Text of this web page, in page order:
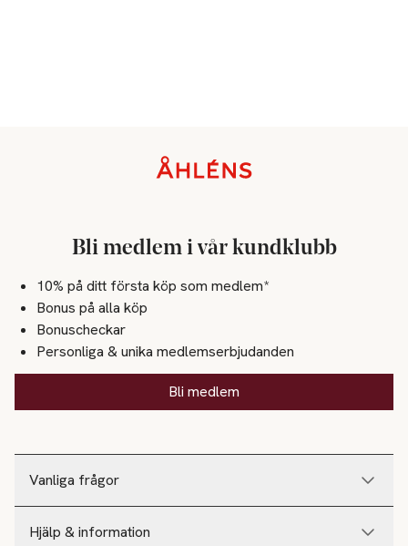
Vanliga frågor
Hjälp & information
Bli medlem i vår kundklubb
10% på ditt första köp som medlem*
Bonus på alla köp
Bonuscheckar
Personliga & unika medlemserbjudanden
Bli medlem